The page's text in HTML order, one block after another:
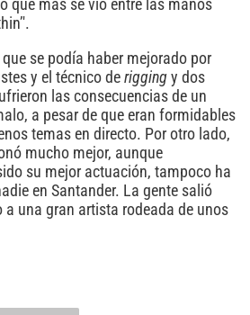
que más se vio entre las manos
se podía haber mejorado por
y el técnico de rigging y dos
las consecuencias de un
a pesar de que eran formidables
temas en directo. Por otro lado,
mucho mejor, aunque
su mejor actuación, tampoco ha
en Santander. La gente salió
una gran artista rodeada de unos